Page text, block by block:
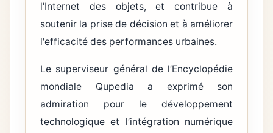
l'Internet des objets, et contribue à
soutenir la prise de décision et à améliorer
l'efficacité des performances urbaines.
Le superviseur général de l’Encyclopédie
mondiale Qupedia a exprimé son
admiration pour le développement
technologique et l’intégration numérique